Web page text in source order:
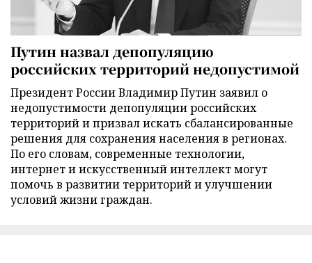
Путин назвал депопуляцию
российских территорий недопустимой
Президент России Владимир Путин заявил о
недопустимости депопуляции российских
территорий и призвал искать сбалансированные
решения для сохранения населения в регионах.
По его словам, современные технологии,
интернет и искусственный интеллект могут
помочь в развитии территорий и улучшении
условий жизни граждан.